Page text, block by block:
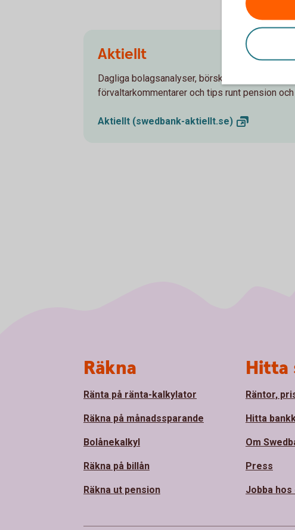
Aktiellt
Dagliga bolagsanalyser, börskommentarer,
förvaltarkommentarer och tips runt pension
Aktiellt (swedbank-aktiellt.se)
Räkna
Ränta på ränta-kalkylator
Räkna på månadssparande
Bolånekalkyl
Räkna på billån
Räkna ut pension
Hitta
Räntor,
Hitta
Om
Press
Jobba hos